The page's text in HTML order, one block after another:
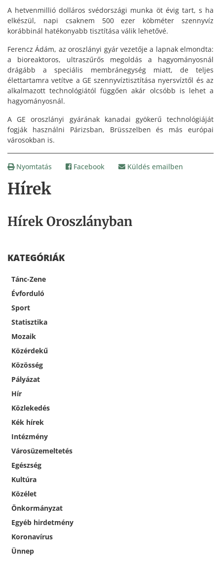
Hírek
Hírek Oroszlányban
KATEGÓRIÁK
Tánc-Zene
Évforduló
Sport
Statisztika
Mozaik
Közérdekű
Közösség
Pályázat
Hír
Közlekedés
Kék hírek
Intézmény
Városüzemeltetés
Egészség
Kultúra
Közélet
Önkormányzat
Egyéb hirdetmény
Koronavírus
Ünnep
A hetvenmillió dolláros svédországi munka öt évig tart, s ha
elkészül, napi csaknem 500 ezer köbméter szennyvíz
korábbinál hatékonyabb tisztítása válik lehetővé.
Ferencz Ádám, az oroszlányi gyár vezetője a lapnak elmondta:
a bioreaktoros, ultraszűrős megoldás a hagyományosnál
drágább a speciális membránegység miatt, de teljes
élettartamra vetítve a GE szennyvíztisztítása nyersvíztől és az
alkalmazott technológiától függően akár olcsóbb is lehet a
hagyományosnál.
A GE oroszlányi gyárának kanadai gyökerű technológiáját
fogják használni Párizsban, Brüsszelben és más európai
városokban is.
Nyomtatás Facebook Küldés emailben